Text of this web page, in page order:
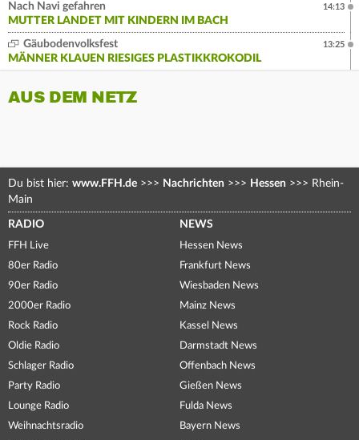
Nach Navi gefahren
MUTTER LANDET MIT KINDERN IM BACH
14:13
Gäubodenvolksfest
MÄNNER KLAUEN RIESIGES PLASTIKKROKODIL
13:25
AUS DEM NETZ
Du bist hier: www.FFH.de >>> Nachrichten >>> Hessen >>> Rhein-
Main
RADIO
FFH Live
80er Radio
90er Radio
2000er Radio
Rock Radio
Oldie Radio
Schlager Radio
Party Radio
Lounge Radio
Weihnachtsradio
NEWS
Hessen News
Frankfurt News
Wiesbaden News
Mainz News
Kassel News
Darmstadt News
Offenbach News
Gießen News
Fulda News
Bayern News